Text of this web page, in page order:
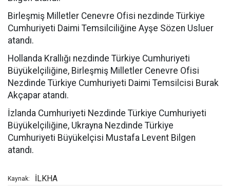
Birleşmiş Milletler Cenevre Ofisi nezdinde Türkiye
Cumhuriyeti Daimi Temsilciliğine Ayşe Sözen Usluer
atandı.
Hollanda Krallığı nezdinde Türkiye Cumhuriyeti
Büyükelçiliğine, Birleşmiş Milletler Cenevre Ofisi
Nezdinde Türkiye Cumhuriyeti Daimi Temsilcisi Burak
Akçapar atandı.
İzlanda Cumhuriyeti Nezdinde Türkiye Cumhuriyeti
Büyükelçiliğine, Ukrayna Nezdinde Türkiye
Cumhuriyeti Büyükelçisi Mustafa Levent Bilgen
atandı.
Kaynak: İLKHA